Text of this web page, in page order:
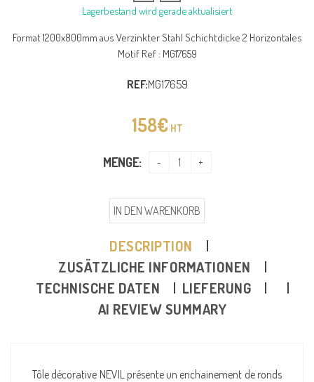
Lagerbestand wird gerade aktualisiert
Format 1200x800mm aus Verzinkter Stahl Schichtdicke 2 Horizontales
Motif Ref : MG17659
REF:MG17659
158€ HT
MENGE:
IN DEN WARENKORB
DESCRIPTION
ZUSÄTZLICHE INFORMATIONEN
TECHNISCHE DATEN
LIEFERUNG
AI REVIEW SUMMARY
Tôle décorative NEVIL présente un enchainement de ronds